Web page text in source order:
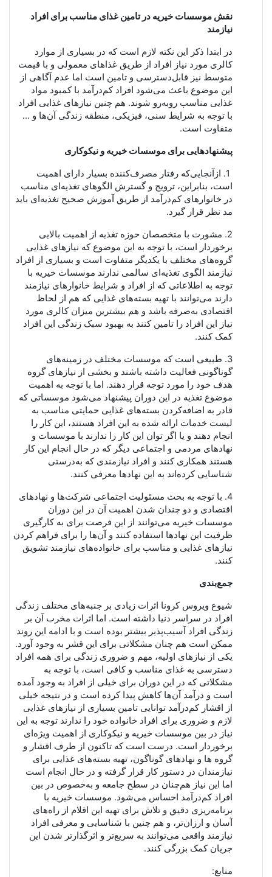
نقش موسسات خیریه در تامین غذای مناسب برای افراد
نیازمند
در ابتدا ذکر این نکته لازم است که در بسیاری از موارد
کالری مورد نیاز افراد از طریق غذاهای معمولی و با قیمت
متوسط نیز قابل‌دسترسی و تامین است اما عدم آگاهی از
این موضوع باعث می‌شود افراد کم‌درآمد با کمبود مواد
غذایی مناسب روبه‌رو شوند. هم چنین نیازهای غذایی افراد
با توجه به شرایط سنی، فیزیکی، منطقه زندگی آن‌ها و ...
متفاوت است.
پیشنهادهایی برای موسسات خیریه و نیکوکاری
بسیار دارای اهمیت
است، بنابراین، ترویج و گسترش الگوهای تغذیه‌ای مناسب
در خانوارهای کم‌درآمد از طریق آموزش صحیح تغذیه‌ای باید
مد نظر قرار گیرد.
2. مشورت با متخصصان حوزه تغذیه از اهمیت بالایی
برخوردار است، با توجه به این موضوع که نیازهای غذایی
گروه‌های مختلف با یکدیگر متفاوت است و بسیاری از افراد
نیازمند الگوی تغذیه‌ای سالمی ندارند موسسات خیریه با
توجه به اطلاعاتی که از افراد و شرایط خانوارهای نیازمند
دارند می‌توانند با تهیه بسته‌های غذایی که هم از لحاظ
اقتصادی به‌صرفه باشد و هم بیشترین میزان کالری مورد
نیاز این افراد را تامین کنند به بهبود سبک زندگی این افراد
کمک کنند.
3. طبیعی است که موسسات مختلف در زمینه‌های
گوناگونی فعالیت داشته باشند و بخشی از نیازهای گروه
هدف خود را مورد توجه قرار دهند. اما با توجه به اهمیت
موضوع تغذیه در این دوران پیشنهاد می‌شود موسساتی که
قادر به اضافه‌کردن بسته‌های غذایی حمایتی مناسب به
لیست خدمات ارائه شده به این افراد هستند، این کار را
انجام دهند و یا اگر توان این کار را ندارند با موسسات و
نهادهای مردمی و اجتماعی دیگر که در حال انجام این کار
هستند همکاری کنند و افراد نیازمندی که به‌درستی
شناسایی کرده‌اند به این نهادها معرفی کنند.
4. با توجه به بحث مسئولیت اجتماعی شرکت‌ها و نهادهای
اقتصادی و دو چندان شدن اهمیت آن در این دوران
موسسات خیریه می‌توانند از این فرصت برای به کارگیری
ظرفیت این نهادها استفاده کنند و آن‌ها را برای فراهم کردن
نیازهای غذایی و مناسب برای خانواده‌های نیازمند تشویق
کنند.
جمع‌بندی
شیوع ویروس کرونا اثرات زیادی بر جنبه‌های مختلف زندگی
افراد در سراسر دنیا داشته است. اما اثرات مخرب آن بر
زندگی افراد آسیب‌پذیر بیشتر بوده است و با ادامه این روند
ممکن است هم چنان مشکلاتی برای این قشر به وجود آورد.
یکی از نیازهای اولیه، مهم و ضروری زندگی برای همه افراد
دسترسی به غذای مناسب و کافی است، با توجه به
مشکلاتی که در این دوران برای خیلی از افراد به وجود آمده
است و درآمد آن‌ها کاهش پیدا کرده است و در نتیجه خیلی
از اقشار کم‌درآمد توانایی تامین بسیاری از نیازهای غذایی
لازم و ضروری برای افراد خانواده خود را ندارند توجه به این
نیاز در بین موسسات خیریه و نیکوکاری از اهمیت ویژه‌ای
برخوردار است. درست است که تاکنون از طرف اقشار و
گرو‌ه ها و نهادهای گوناگون، تهیه بسته‌های غذایی برای
نیازمندان در دستور کار قرار گرفته و در حال انجام است
اما این نیاز هم‌چنان در سطح جامعه و به‌خصوص در بین
افراد کم‌درآمد احساس می‌شود. موسسات خیریه با
برنامه‌ریزی دقیق و تلاش برای تهیه این اقلام از راه‌های
آسان و ارزان‌تر، و هم چنین با شناسایی و معرفی افراد
نیازمند واقعی می‌توانند به سریع‌تر و اثرگذارتر شدن این
جریان کمک بزرگی کنند.
منابع: